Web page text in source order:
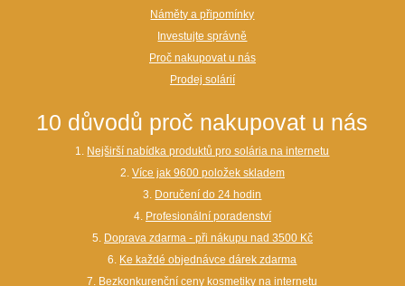
Náměty a připomínky
Investujte správně
Proč nakupovat u nás
Prodej solárií
10 důvodů proč nakupovat u nás
1. Nejširší nabídka produktů pro solária na internetu
2. Více jak 9600 položek skladem
3. Doručení do 24 hodin
4. Profesionální poradenství
5. Doprava zdarma - při nákupu nad 3500 Kč
6. Ke každé objednávce dárek zdarma
7. Bezkonkurenční ceny kosmetiky na internetu